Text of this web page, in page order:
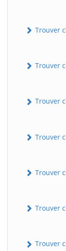
Trouver
Trouver
Trouver
Trouver
Trouver
Trouver
Trouver